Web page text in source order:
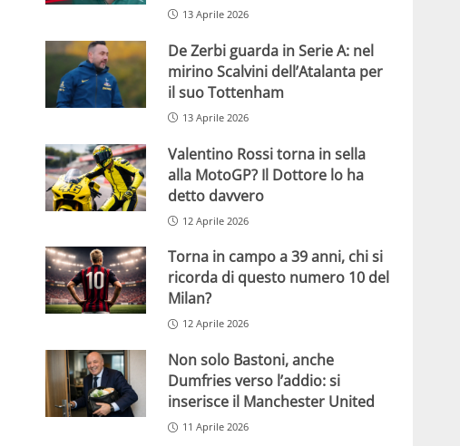
13 Aprile 2026
De Zerbi guarda in Serie A: nel
mirino Scalvini dell’Atalanta per
il suo Tottenham
13 Aprile 2026
Valentino Rossi torna in sella
alla MotoGP? Il Dottore lo ha
detto davvero
12 Aprile 2026
Torna in campo a 39 anni, chi si
ricorda di questo numero 10 del
Milan?
12 Aprile 2026
Non solo Bastoni, anche
Dumfries verso l’addio: si
inserisce il Manchester United
11 Aprile 2026